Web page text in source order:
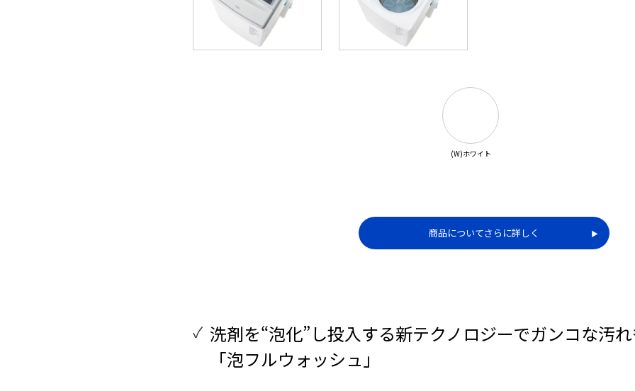
(W)ホワイト
商品についてさらに詳しく ▶︎
洗剤を“泡化”し投入する新テクノロジーでガンコな汚れ
「泡フルウォッシュ」